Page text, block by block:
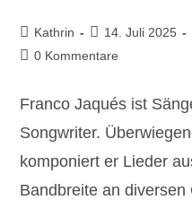
Kathrin 14. Juli 2025
0 Kommentare
Franco Jaqués ist
Songwriter.
komponiert er Lieder
Bandbreite an